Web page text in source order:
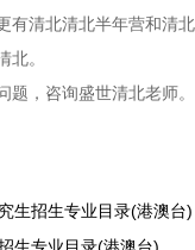
有清北清北半年营和清
北。
，咨询盛世清北老师。
生招生专业目录(港澳台)